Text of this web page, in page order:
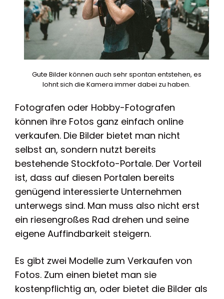
Gute Bilder können auch sehr spontan entstehen, es
lohnt sich die Kamera immer dabei zu haben.
Fotografen oder Hobby-Fotografen
können ihre Fotos ganz einfach online
verkaufen. Die Bilder bietet man nicht
selbst an, sondern nutzt bereits
bestehende Stockfoto-Portale. Der Vorteil
ist, dass auf diesen Portalen bereits
genügend interessierte Unternehmen
unterwegs sind. Man muss also nicht erst
ein riesengroßes Rad drehen und seine
eigene Auffindbarkeit steigern.
Es gibt zwei Modelle zum Verkaufen von
Fotos. Zum einen bietet man sie
kostenpflichtig an, oder bietet die Bilder als